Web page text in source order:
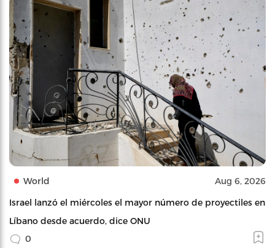
World Aug 6, 2026
Israel lanzó el miércoles el mayor número de proyectiles en
Líbano desde acuerdo, dice ONU
0